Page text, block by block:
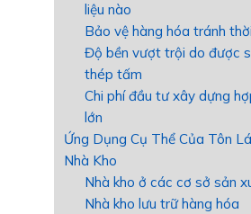
liệu nào
Bảo vệ hàng hóa tránh
Độ bền vượt trội do được
thép tấm
Chi phí đầu tư xây dựng
lớn
Ứng Dụng Cụ Thể Của Tôn
Nhà Kho
Nhà kho ở các cơ sở sản
Nhà kho lưu trữ hàng hóa